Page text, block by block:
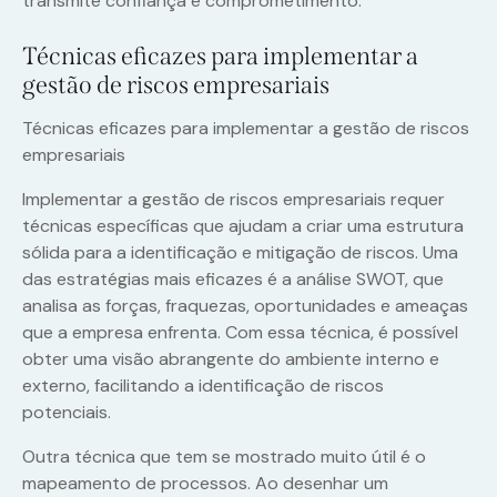
Técnicas eficazes para implementar a
gestão de riscos empresariais
Técnicas eficazes para implementar a gestão de riscos
empresariais
Implementar a gestão de riscos empresariais requer
técnicas específicas que ajudam a criar uma estrutura
sólida para a identificação e mitigação de riscos. Uma
das estratégias mais eficazes é a análise SWOT, que
analisa as forças, fraquezas, oportunidades e ameaças
que a empresa enfrenta. Com essa técnica, é possível
obter uma visão abrangente do ambiente interno e
externo, facilitando a identificação de riscos
potenciais.
Outra técnica que tem se mostrado muito útil é o
mapeamento de processos. Ao desenhar um